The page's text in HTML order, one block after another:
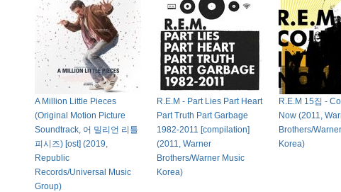
A Million Little Pieces
(Original Motion Picture
Soundtrack, 어 밀리언 리틀
피시즈) [ost] (2019,
Republic
Records/Universal Music
Group)
R.E.M - Part Lies Part Heart
Part Truth Part Garbage
1982-2011 [compilation]
(2011, Warner
Brothers/Warner Music
Korea)
R.E.M 15집 -
Now (2011,
Brothers/
Korea)